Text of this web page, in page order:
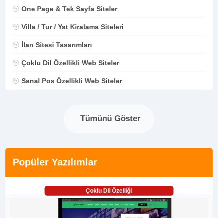
One Page & Tek Sayfa Siteler
Villa / Tur / Yat Kiralama Siteleri
İlan Sitesi Tasarımları
Çoklu Dil Özellikli Web Siteler
Sanal Pos Özellikli Web Siteler
Tümünü Göster
Popüler Yazılımlar
Çoklu Dil Özelliği